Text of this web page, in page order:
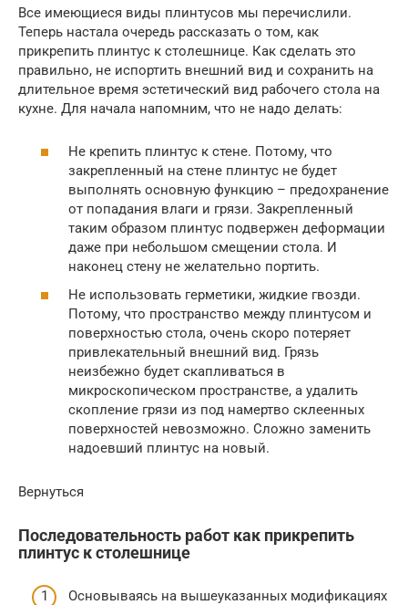
Все имеющиеся виды плинтусов мы перечислили.
Теперь настала очередь рассказать о том, как
прикрепить плинтус к столешнице. Как сделать это
правильно, не испортить внешний вид и сохранить на
длительное время эстетический вид рабочего стола на
кухне. Для начала напомним, что не надо делать:
Не крепить плинтус к стене. Потому, что
закрепленный на стене плинтус не будет
выполнять основную функцию – предохранение
от попадания влаги и грязи. Закрепленный
таким образом плинтус подвержен деформации
даже при небольшом смещении стола. И
наконец стену не желательно портить.
Не использовать герметики, жидкие гвозди.
Потому, что пространство между плинтусом и
поверхностью стола, очень скоро потеряет
привлекательный внешний вид. Грязь
неизбежно будет скапливаться в
микроскопическом пространстве, а удалить
скопление грязи из под намертво склеенных
поверхностей невозможно. Сложно заменить
надоевший плинтус на новый.
Вернуться
Последовательность работ как прикрепить
плинтус к столешнице
Основываясь на вышеуказанных модификациях